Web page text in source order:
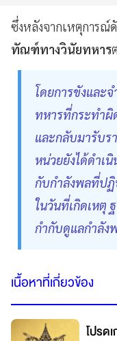
ซึ่งหลังจากเหตุการณ์
ทัณฑ์ทางวินัยทหาร
โดยการขังและ
ทหารที่กระทำผิ
และกลับมารับร
หน่วยยังได้ดำเ
กับกำลังพลที่ปฏิ
ในวันที่เกิดเหตุ
กำกับดูแลกำลัง
เนื้อหาที่เกี่ยวข้อง
โปรด